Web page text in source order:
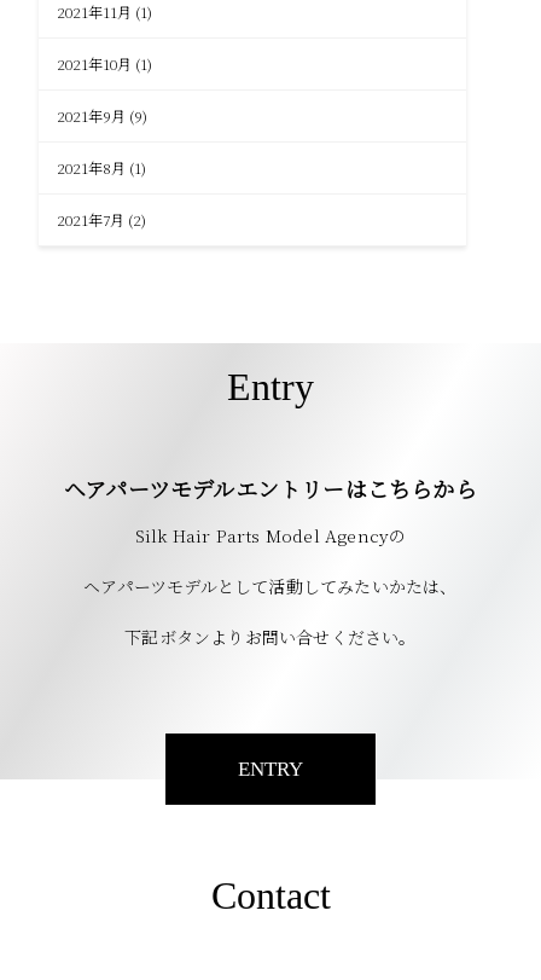
2021年11月 (1)
2021年10月 (1)
2021年9月 (9)
2021年8月 (1)
2021年7月 (2)
Entry
ヘアパーツモデルエントリーはこちらから
Silk Hair Parts Model Agencyの
ヘアパーツモデルとして活動してみたいかたは、
下記ボタンよりお問い合せください。
ENTRY
Contact